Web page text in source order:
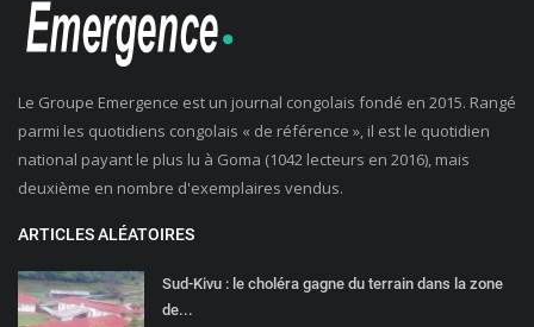
Le Groupe Emergence est un journal congolais fondé en 2015. Rangé
parmi les quotidiens congolais « de référence », il est le quotidien
national payant le plus lu à Goma (1042 lecteurs en 2016), mais
deuxième en nombre d'exemplaires vendus.
ARTICLES ALÉATOIRES
Sud-Kivu : le choléra gagne du terrain dans la zone
de...